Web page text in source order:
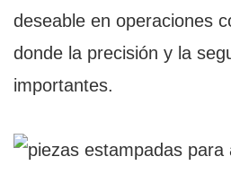
deseable en operaciones
donde la precisión y la
importantes.